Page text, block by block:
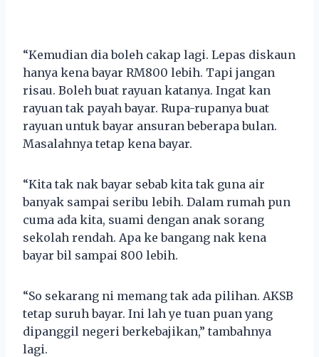
“Kemudian dia boleh cakap lagi. Lepas diskaun
hanya kena bayar RM800 lebih. Tapi jangan
risau. Boleh buat rayuan katanya. Ingat kan
rayuan tak payah bayar. Rupa-rupanya buat
rayuan untuk bayar ansuran beberapa bulan.
Masalahnya tetap kena bayar.
“Kita tak nak bayar sebab kita tak guna air
banyak sampai seribu lebih. Dalam rumah pun
cuma ada kita, suami dengan anak sorang
sekolah rendah. Apa ke bangang nak kena
bayar bil sampai 800 lebih.
“So sekarang ni memang tak ada pilihan. AKSB
tetap suruh bayar. Ini lah ye tuan puan yang
dipanggil negeri berkebajikan,” tambahnya
lagi.